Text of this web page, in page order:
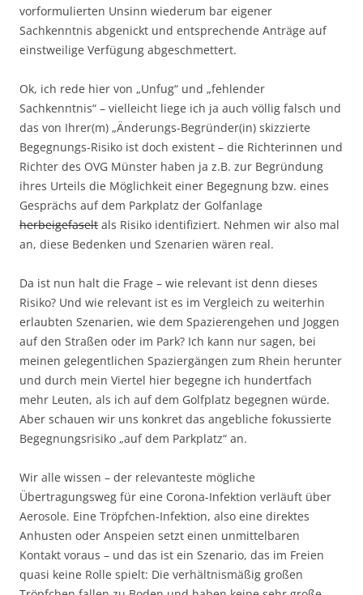
vorformulierten Unsinn wiederum bar eigener
Sachkenntnis abgenickt und entsprechende Anträge auf
einstweilige Verfügung abgeschmettert.
Ok, ich rede hier von „Unfug“ und „fehlender
Sachkenntnis“ – vielleicht liege ich ja auch völlig falsch und
das von Ihrer(m) „Änderungs-Begründer(in) skizzierte
Begegnungs-Risiko ist doch existent – die Richterinnen und
Richter des OVG Münster haben ja z.B. zur Begründung
ihres Urteils die Möglichkeit einer Begegnung bzw. eines
Gesprächs auf dem Parkplatz der Golfanlage
herbeigefaselt als Risiko identifiziert. Nehmen wir also mal
an, diese Bedenken und Szenarien wären real.
Da ist nun halt die Frage – wie relevant ist denn dieses
Risiko? Und wie relevant ist es im Vergleich zu weiterhin
erlaubten Szenarien, wie dem Spazierengehen und Joggen
auf den Straßen oder im Park? Ich kann nur sagen, bei
meinen gelegentlichen Spaziergängen zum Rhein herunter
und durch mein Viertel hier begegne ich hundertfach
mehr Leuten, als ich auf dem Golfplatz begegnen würde.
Aber schauen wir uns konkret das angebliche fokussierte
Begegnungsrisiko „auf dem Parkplatz“ an.
Wir alle wissen – der relevanteste mögliche
Übertragungsweg für eine Corona-Infektion verläuft über
Aerosole. Eine Tröpfchen-Infektion, also eine direktes
Anhusten oder Anspeien setzt einen unmittelbaren
Kontakt voraus – und das ist ein Szenario, das im Freien
quasi keine Rolle spielt: Die verhältnismäßig großen